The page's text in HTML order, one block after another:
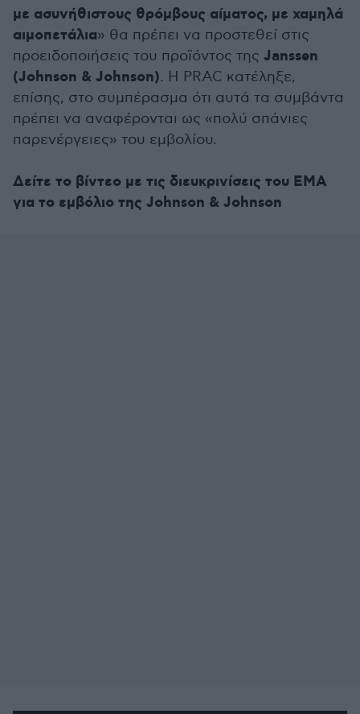
με ασυνήθιστους θρόμβους αίματος, με χαμηλά
αιμοπετάλια» θα πρέπει να προστεθεί στις
προειδοποιήσεις του προϊόντος της Janssen
(Johnson & Johnson). Η PRAC κατέληξε,
επίσης, στο συμπέρασμα ότι αυτά τα συμβάντα
πρέπει να αναφέρονται ως «πολύ σπάνιες
παρενέργειες» του εμβολίου.
Δείτε το βίντεο με τις διευκρινίσεις του ΕΜΑ
για το εμβόλιο της Johnson & Johnson